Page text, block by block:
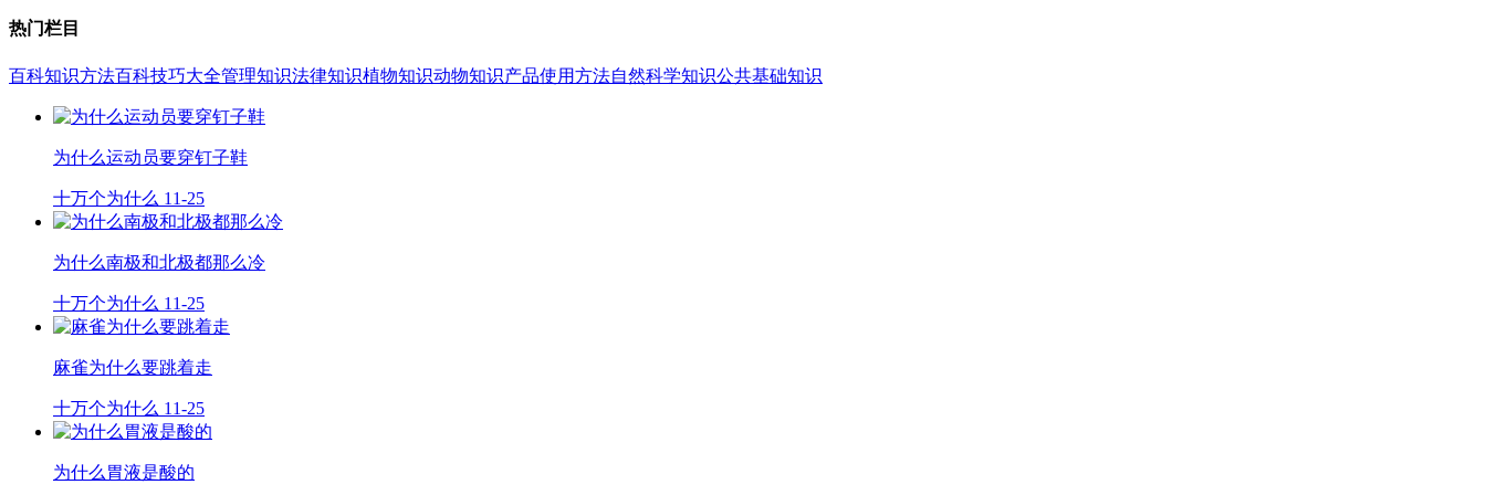
热门栏目
百科知识方法百科技巧大全管理知识法律知识植物知识动物知识产品使用方法自然科学知识公共基础知识
为什么运动员要穿钉子鞋
十万个为什么 11-25
为什么南极和北极都那么冷
十万个为什么 11-25
麻雀为什么要跳着走
十万个为什么 11-25
为什么胃液是酸的